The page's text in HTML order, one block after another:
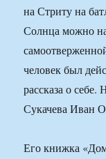
на Стриту на
Солнца можно
человек был
рассказа о себе.
Сукачева Иван
Его книжка